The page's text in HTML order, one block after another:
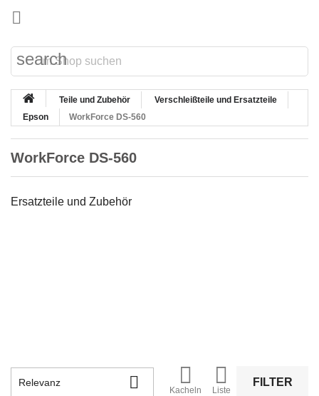

search
Teile und Zubehör
Verschleißteile und Ersatzteile
Epson
WorkForce DS-560
WorkForce DS-560
Ersatzteile und Zubehör
Relevanz  
Kacheln

Liste
FILTER